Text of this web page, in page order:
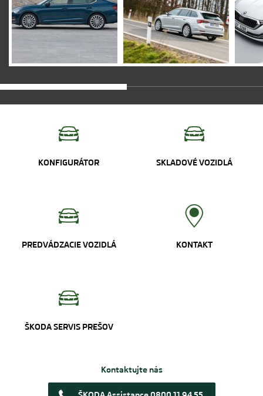
KONFIGURÁTOR SKLADOVÉ VOZIDLÁ
PREDVÁDZACIE VOZIDLÁ KONTAKT
ŠKODA SERVIS PREŠOV
Kontaktujte nás